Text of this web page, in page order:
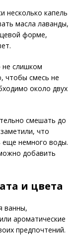
несколько капель
масла лаванды,
форме,
слишком
чтобы смесь не
около двух
смешать до
что
еще немного воды.
добавить
и цвета
ванны,
ароматические
предпочтений.